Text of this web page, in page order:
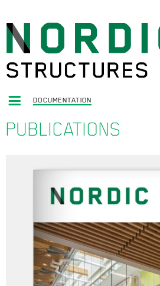
DOCUMENTATION
PUBLICATIONS